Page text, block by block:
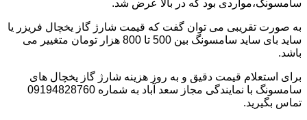
سامسونگ،مواردی بود که در بالا عرض شد.
به صورت تقریبی می توان گفت که قیمت شارژ گاز یخچال فریزر یا
ساید بای ساید سامسونگ بین 500 تا 800 هزار تومان متغییر می
باشد.
برای استعلام قیمت دقیق و به روز هزینه شارژ گاز یخچال های
سامسونگ با نمایندگی مجاز سعد آباد به شماره 09194828760
تماس بگیرید.